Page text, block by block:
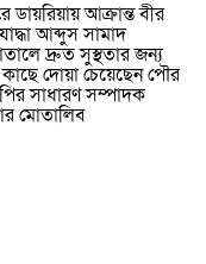
ডায়রিয়ায় আক্রান্ত বীর
আব্দুস সামাদ
দ্রুত সুস্থতার জন্য
দোয়া চেয়েছেন পৌর
সাধারণ সম্পাদক
মোতালিব